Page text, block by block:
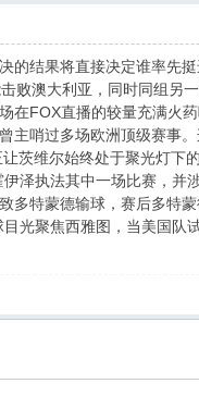
结果将直接决定谁率先
澳大利亚，同时同组另
FOX直播的较量充满火
哨过多场欧洲顶级赛事
维尔始终处于聚光灯下
泽执法其中一场比赛，
特蒙德输球，赛后多特
光聚焦西雅图，当美国